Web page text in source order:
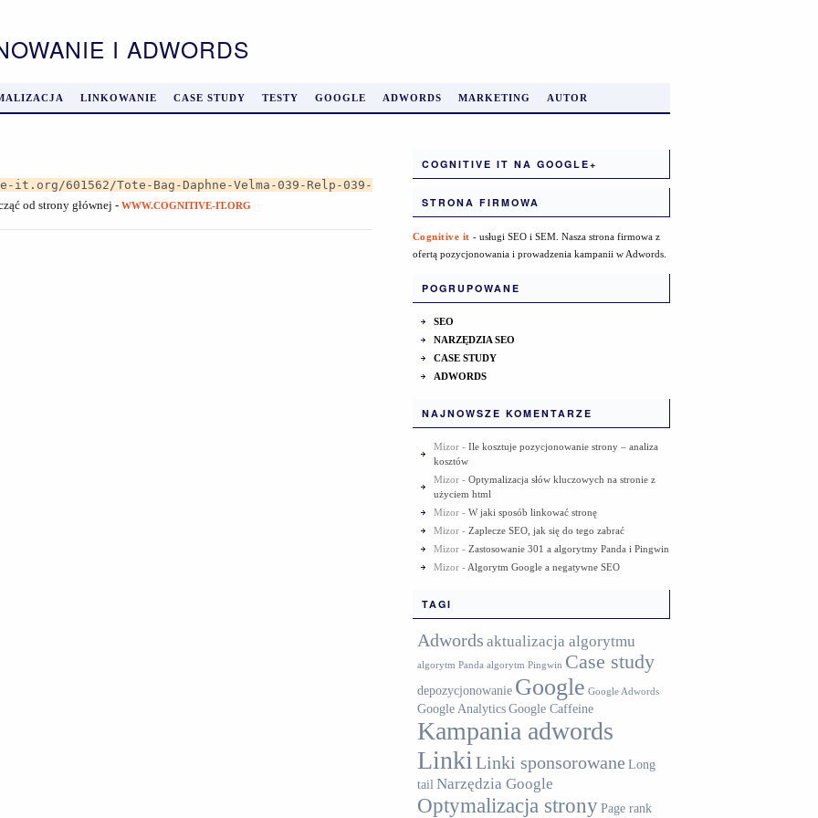
I ADWORDS
LINKOWANIE CASE STUDY TESTY GOOGLE ADWORDS MARKETING AUTOR
601562/Tote-Bag-Daphne-Velma-039-Relp-039-
od strony głównej - WWW.COGNITIVE-IT.ORG
COGNITIVE IT NA GOOGLE+
STRONA FIRMOWA
Cognitive it - usługi SEO i SEM. Nasza strona firmowa z
ofertą pozycjonowania i prowadzenia kampanii w Adwords.
POGRUPOWANE
SEO
NARZĘDZIA SEO
CASE STUDY
ADWORDS
NAJNOWSZE KOMENTARZE
Mizor- Ile kosztuje pozycjonowanie strony – analiza
kosztów
Mizor- Optymalizacja słów kluczowych na stronie z
użyciem html
Mizor- W jaki sposób linkować stronę
Mizor- Zaplecze SEO, jak się do tego zabrać
Mizor- Zastosowanie 301 a algorytmy Panda i Pingwin
Mizor- Algorytm Google a negatywne SEO
TAGI
Adwords aktualizacja algorytmu
algorytm Panda algorytm Pingwin Case study
depozycjonowanie Google Google Adwords
Google AnalyticsGoogle Caffeine
Kampania adwords
Linki Linki sponsorowane Long
tail Narzędzia Google
Optymalizacja stronyPage rank